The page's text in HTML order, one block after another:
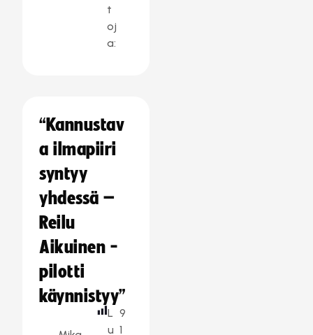
t
oj
a:
“Kannustav
a ilmapiiri
syntyy
yhdessä –
Reilu
Aikuinen -
pilotti
käynnistyy”
L
u
9
1